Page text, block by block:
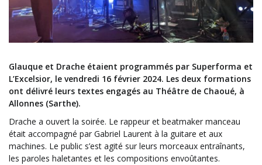
Glauque et Drache étaient programmés par Superforma et
L’Excelsior, le vendredi 16 février 2024. Les deux formations
ont délivré leurs textes engagés au Théâtre de Chaoué, à
Allonnes (Sarthe).
Drache a ouvert la soirée. Le rappeur et beatmaker manceau
était accompagné par Gabriel Laurent à la guitare et aux
machines. Le public s’est agité sur leurs morceaux entraînants,
les paroles haletantes et les compositions envoûtantes.